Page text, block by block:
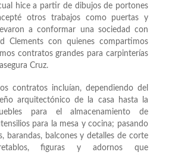
hice a partir de dibujos de portones
otros trabajos como puertas y
a conformar una sociedad con
Clements con quienes compartimos
contratos grandes para carpinterías
Cruz.
contratos incluían, dependiendo del
arquitectónico de la casa hasta la
para el almacenamiento de
para la mesa y cocina; pasando
barandas, balcones y detalles de corte
figuras y adornos que